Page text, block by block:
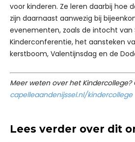
voor kinderen. Ze leren daarbij hoe
zijn daarnaast aanwezig bij
evenementen, zoals de intocht van
Kinderconferentie, het aansteken
kerstboom, Valentijnsdag en de
Meer weten over het Kindercollege?
capelleaandenijssel.nl/kindercollege
Lees verder over dit